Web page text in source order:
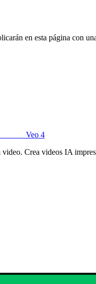
en esta página con
Veo 4
Crea videos IA